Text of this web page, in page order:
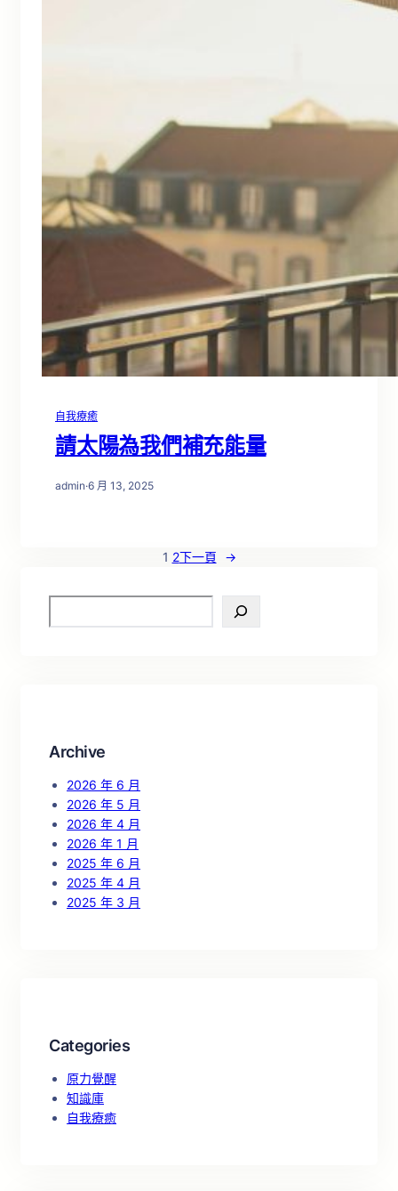
自我療癒
請太陽為我們補充能量
admin·6 月 13, 2025
1 2下一頁 →
e
Archive
2026 年 6 月
2026 年 5 月
2026 年 4 月
2026 年 1 月
2025 年 6 月
2025 年 4 月
2025 年 3 月
Categories
原力覺醒
知識庫
自我療癒